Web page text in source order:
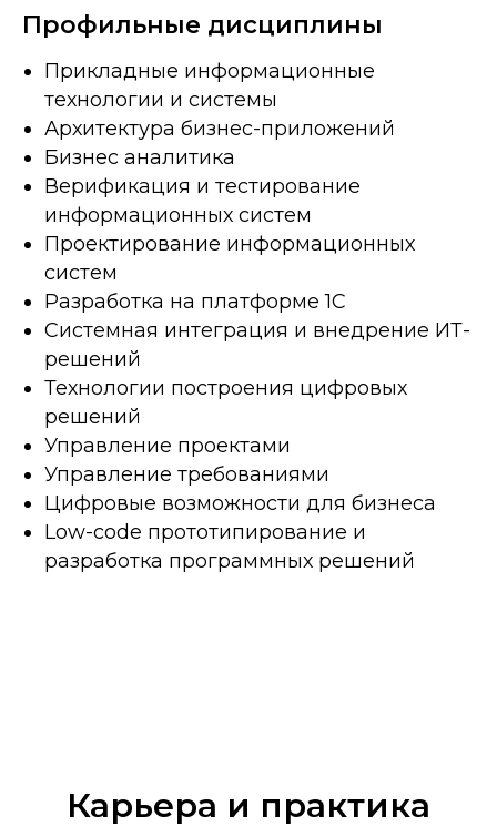
Профильные дисциплины
Прикладные информационные
технологии и системы
Архитектура бизнес-приложений
Бизнес аналитика
Верификация и тестирование
информационных систем
Проектирование информационных
систем
Разработка на платформе 1С
Системная интеграция и внедрение ИТ-
решений
Технологии построения цифровых
решений
Управление проектами
Управление требованиями
Цифровые возможности для бизнеса
Low-code прототипирование и
разработка программных решений
Карьера и практика